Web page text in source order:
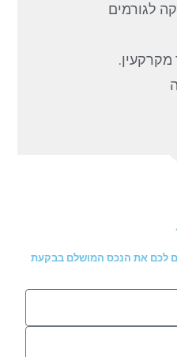
לגורמים
מקרקעין.
לכם את הנכס המושלם בבקעת